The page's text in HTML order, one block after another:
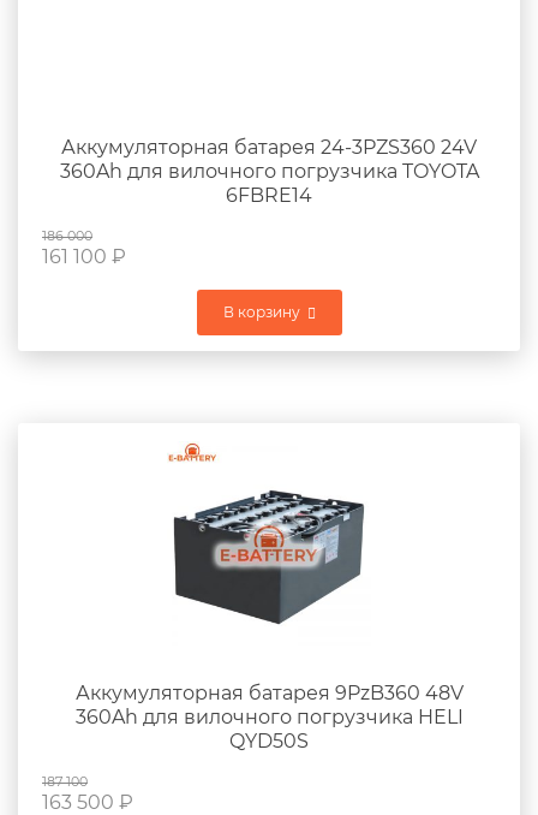
Аккумуляторная батарея 24-3PZS360 24V
360Ah для вилочного погрузчика TOYOTA
6FBRE14
186 000
161 100 ₽
В корзину
Аккумуляторная батарея 9PzB360 48V
360Ah для вилочного погрузчика HELI
QYD50S
187 100
163 500 ₽